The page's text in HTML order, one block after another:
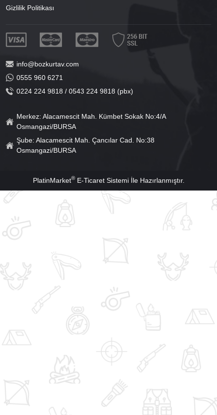
Gizlilik Politikası
info@bozkurtav.com
0555 960 6271
0224 224 9818 / 0543 224 9818 (pbx)
Merkez: Alacamescit Mah. Kümbet Sokak No:4/A
Osmangazi/BURSA
Şube: Alacamescit Mah. Çancılar Cad. No:38
Osmangazi/BURSA
PlatinMarket®E-Ticaret Sistemiİle Hazırlanmıştır.